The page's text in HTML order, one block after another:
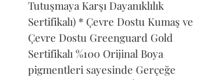
Tutuşmaya Karşı Dayanıklılık
Sertifikalı) * Çevre Dostu Kumaş ve
Çevre Dostu Greenguard Gold
Sertifikalı %100 Orijinal Boya
pigmentleri sayesinde Gerçeğe